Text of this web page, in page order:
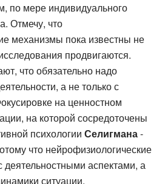
по мере индивидуального
Отмечу, что
механизмы пока известны не
продвигаются.
что обязательно надо
а не только с
на ценностном
на которой сосредоточены
психологии Селигмана-
что нейрофизиологические
аспектами, а
ситуации.